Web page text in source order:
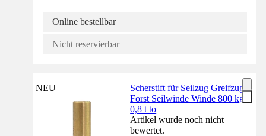
Online bestellbar
Nicht reservierbar
NEU
Scherstift für Seilzug Greifzug
Forst Seilwinde Winde 800 kg
0,8 t to
Artikel wurde noch nicht
bewertet.